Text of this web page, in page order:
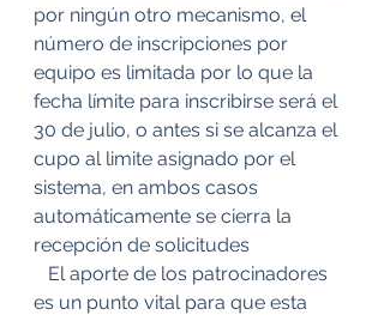
por ningún otro mecanismo, el
número de inscripciones por
equipo es limitada por lo que la
fecha límite para inscribirse será el
30 de julio, o antes si se alcanza el
cupo al limite asignado por el
sistema, en ambos casos
automáticamente se cierra la
recepción de solicitudes
es un punto vital para que esta